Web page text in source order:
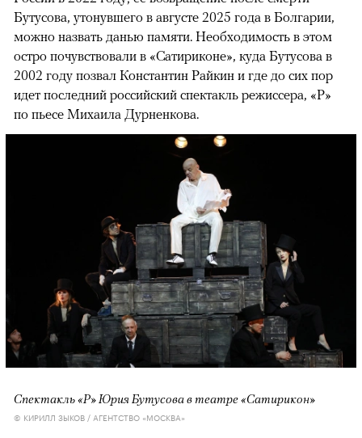
Бутусова, утонувшего в августе 2025 года в Болгарии,
можно назвать данью памяти. Необходимость в этом
остро почувствовали в «Сатириконе», куда Бутусова в
2002 году позвал Константин Райкин и где до сих пор
идет последний российский спектакль режиссера, «Р»
по пьесе Михаила Дурненкова.
Спектакль «Р» Юрия Бутусова в театре «Сатирикон»
© КИРИЛЛ ЗЫКОВ / АГЕНТСТВО «МОСКВА»